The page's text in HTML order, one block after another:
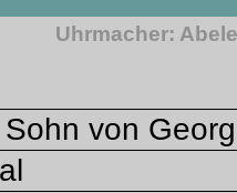
Uhrmacher:
von Georg